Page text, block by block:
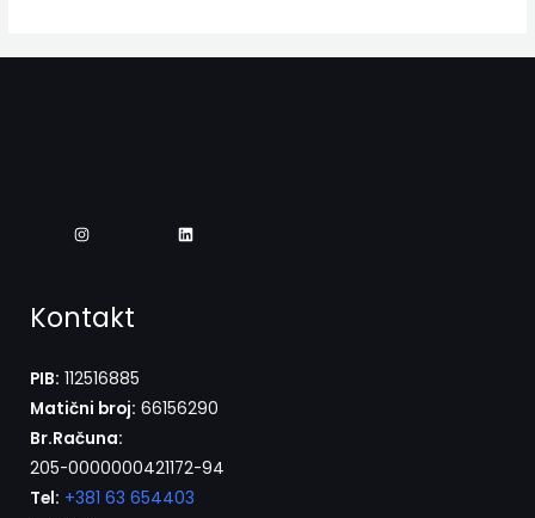
Kontakt
PIB: 112516885
Matični broj: 66156290
Br.Računa:
205-0000000421172-94
Tel: +381 63 654403